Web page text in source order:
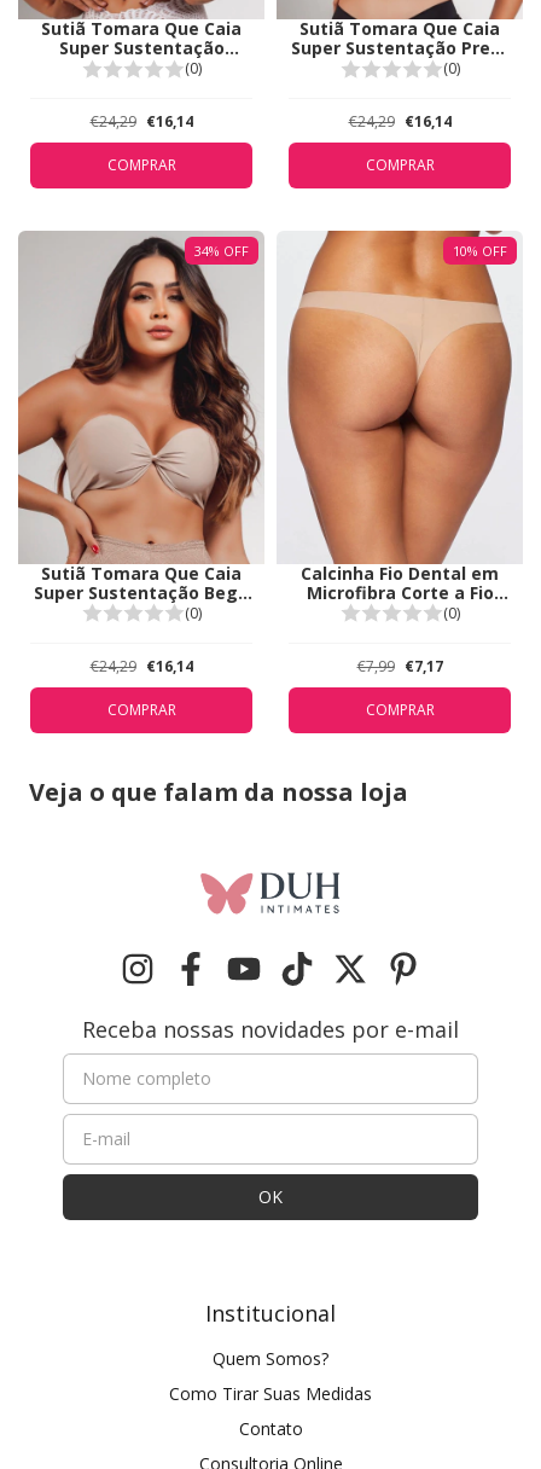
Sutiã Tomara Que Caia
Super Sustentação
Branco 5311(0)
€24,29 €16,14
COMPRAR
Sutiã Tomara Que Caia
Super Sustentação Preto
5311
(0)
€24,29 €16,14
COMPRAR
34% OFF
Sutiã Tomara Que Caia
Super Sustentação Bege
5311
(0)
€24,29 €16,14
COMPRAR
10% OFF
Calcinha Fio Dental em
Microfibra Corte a Fio
Valisere Bronze 44213
(0)
€7,99 €7,17
COMPRAR
Veja o que falam da nossa loja
Receba nossas novidades por e-mail
Institucional
Quem Somos?
Como Tirar Suas Medidas
Contato
Consultoria Online